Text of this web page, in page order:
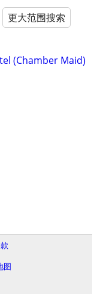
更大范围搜索
(Chamber Maid)
图